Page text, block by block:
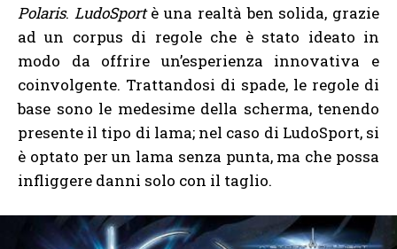
Polaris. LudoSportè una realtà ben solida, grazie
ad un corpus di regole che è stato ideato in
modo da offrire un’esperienza innovativa e
coinvolgente. Trattandosi di spade, le regole di
base sono le medesime della scherma, tenendo
presente il tipo di lama; nel caso di LudoSport, si
è optato per un lama senza punta, ma che possa
infliggere danni solo con il taglio.